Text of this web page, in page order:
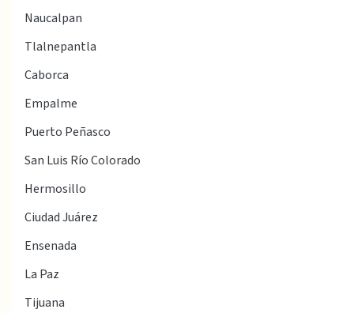
Naucalpan
Tlalnepantla
Caborca
Empalme
Puerto Peñasco
San Luis Río Colorado
Hermosillo
Ciudad Juárez
Ensenada
La Paz
Tijuana